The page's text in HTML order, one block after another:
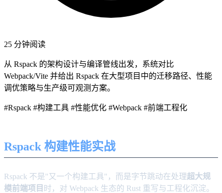
25 分钟阅读
从 Rspack 的架构设计与编译管线出发，系统对比
Webpack/Vite 并给出 Rspack 在大型项目中的迁移路径、性能
调优策略与生产级可观测方案。
#Rspack #构建工具 #性能优化 #Webpack #前端工程化
Rspack 构建性能实战
Rspack 不是"又一个构建工具"，而是字节跳动在处理超大规
模前端项目 时，对 Webpack 生态的 Rust 重写与工程化沉淀。